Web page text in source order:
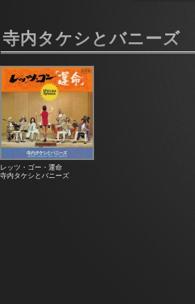
寺内タケシとバニーズ
レッツ・ゴー・運命
寺内タケシとバニーズ